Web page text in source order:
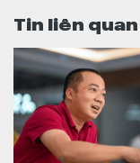
Tin liên quan